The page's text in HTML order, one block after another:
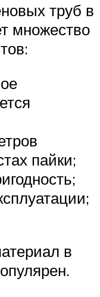
труб в
множество
пайки;
в